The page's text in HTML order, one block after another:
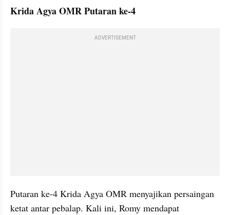
Krida Agya OMR Putaran ke-4
ADVERTISEMENT
Putaran ke-4 Krida Agya OMR menyajikan persaingan
ketat antar pebalap. Kali ini, Romy mendapat